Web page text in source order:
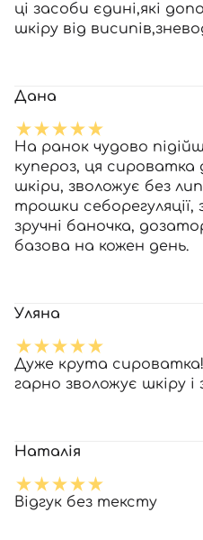
ці засоби єдині,які
шкіру від
Дана
На ранок чудово
купероз, ця сироватка
шкіри, зволожує без
трошки
зручні баночка,
базова на кожен день.
Уляна
Дуже крута
гарно зволожує шкіру і
Наталія
Відгук без тексту